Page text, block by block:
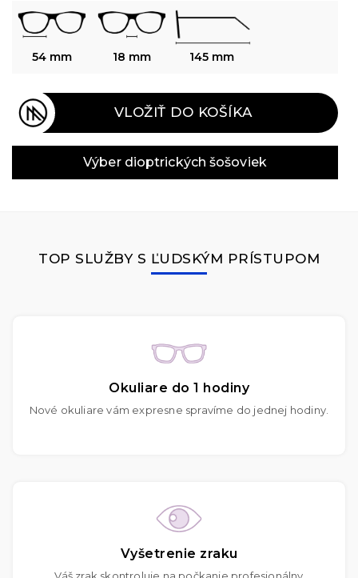
54 mm 18 mm 145 mm
VLOŽIŤ DO KOŠÍKA
Výber dioptrických šošoviek
TOP SLUŽBY S ĽUDSKÝM PRÍSTUPOM
Okuliare do 1 hodiny
Nové okuliare vám expresne spravíme do jednej hodiny.
Vyšetrenie zraku
Váš zrak skontroluje na počkanie profesionálny